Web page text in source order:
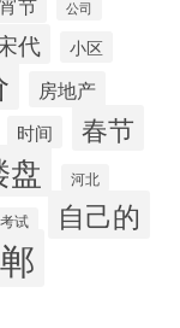
公司
代 小区
房地产
时间 春节
盘 河北
考试 自己的